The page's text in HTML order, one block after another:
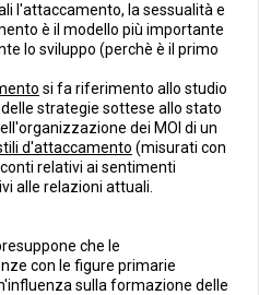
l'attaccamento, la sessualità e
è il modello più importante
lo sviluppo (perchè è il primo
si fa riferimento allo studio
strategie sottese allo stato
dei MOI di un
d'attaccamento (misurati con
relativi ai sentimenti
alle relazioni attuali.
che le
con le figure primarie
sulla formazione delle